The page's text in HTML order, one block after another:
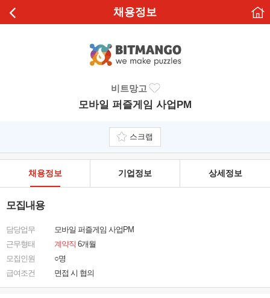
채용정보
비트망고
모바일 퍼즐게임 사업PM
스크랩
채용정보 기업정보 상세정보
모집내용
담당업무
모바일 퍼즐게임 사업PM
근무형태
계약직 6개월
모집인원
○명
급여조건
면접 시 협의